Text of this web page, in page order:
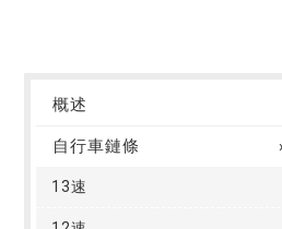
概述
自行車鏈條
13速